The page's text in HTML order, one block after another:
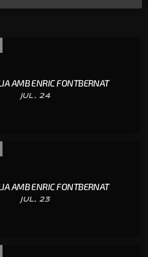
AMB ENRIC FONTBERNAT
JUL. 24
AMB ENRIC FONTBERNAT
JUL. 23